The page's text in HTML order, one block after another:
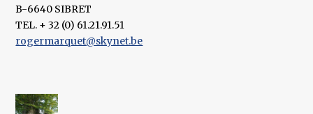
B-6640 SIBRET
TEL. + 32 (0) 61.21.91.51
rogermarquet@skynet.be